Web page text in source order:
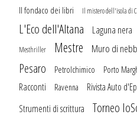
Il fondaco dei libri Il mistero dell'isola di
L'Eco dell'Altana Laguna nera
Mesthriller Mestre Muro di
Pesaro Petrolchimico Porto
Racconti Ravenna Rivista Auto
Strumenti di scrittura Torneo